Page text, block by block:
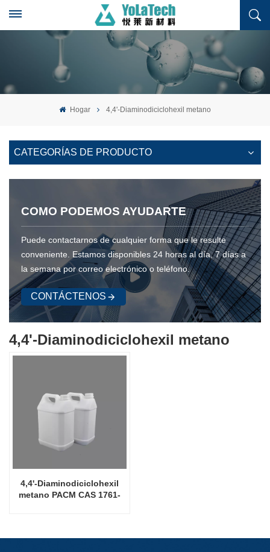
Hogar 4,4'-Diaminodiciclohexil metano
CATEGORÍAS DE PRODUCTO
COMO PODEMOS AYUDARTE
Puede contactarnos de cualquier forma que le resulte
conveniente. Estamos disponibles 24 horas al día, 7 días a
la semana por correo electrónico o teléfono.
CONTÁCTENOS
4,4'-Diaminodiciclohexil metano
4,4'-Diaminodiciclohexil
metano PACM CAS 1761-